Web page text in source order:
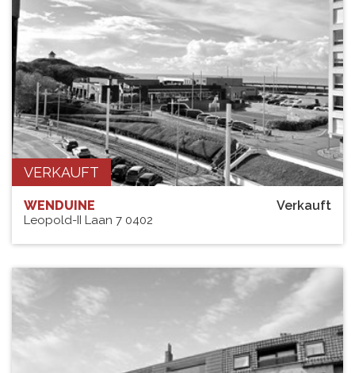
VERKAUFT
Verkauft
WENDUINE
Leopold-II Laan 7 0402